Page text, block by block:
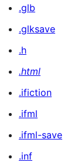
.glb
.glksave
.h
.html
.ifiction
.ifml
.ifml-save
.inf